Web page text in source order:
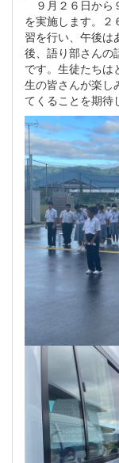
９月２６日から
を実施します。２
習を行い、午後は
後、語り部さんの
です。生徒たちは
生の皆さんが楽し
てくることを期待